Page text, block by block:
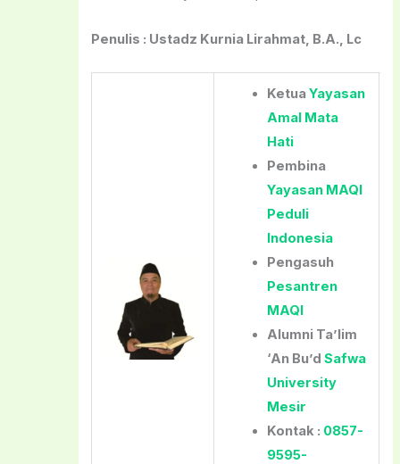
Penulis : Ustadz Kurnia Lirahmat, B.A., Lc
Ketua Yayasan
Amal Mata
Hati
Pembina
Yayasan MAQI
Peduli
Indonesia
Pengasuh
Pesantren
MAQI
Alumni Ta’lim
‘An Bu’d Safwa
University
Mesir
Kontak : 0857-
9595-